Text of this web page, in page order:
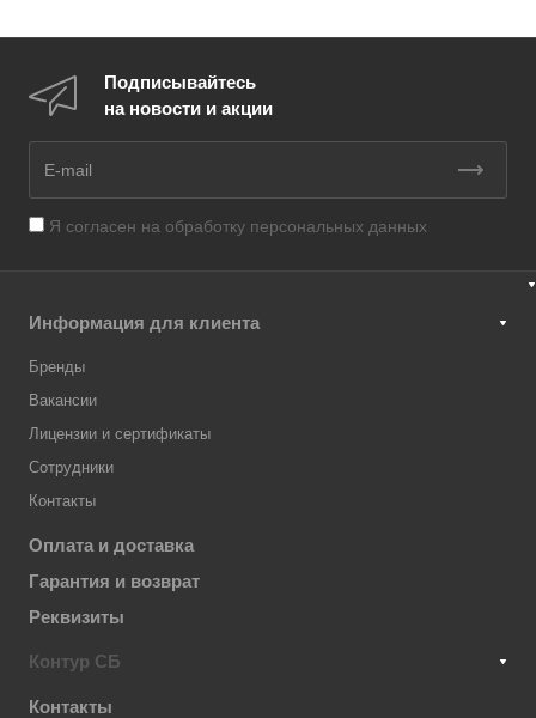
Подписывайтесь
на новости и акции
Я согласен на обработку персональных данных
Информация для клиента
Бренды
Вакансии
Лицензии и сертификаты
Сотрудники
Контакты
Оплата и доставка
Гарантия и возврат
Реквизиты
Контур СБ
Контакты